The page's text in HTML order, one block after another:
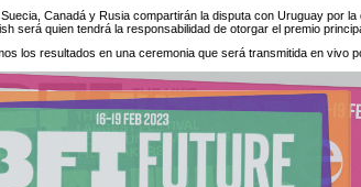
Canadá y Rusia compartirán la disputa con Uruguay por la
será quien tendrá la responsabilidad de otorgar el premio
los resultados en una ceremonia que será transmitida en vivo